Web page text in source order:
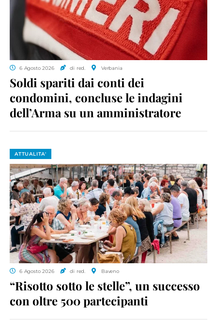
6 Agosto 2026 di red. Verbania
Soldi spariti dai conti dei
condomini, concluse le indagini
dell’Arma su un amministratore
ATTUALITA'
6 Agosto 2026 di red. Baveno
“Risotto sotto le stelle”, un successo
con oltre 500 partecipanti